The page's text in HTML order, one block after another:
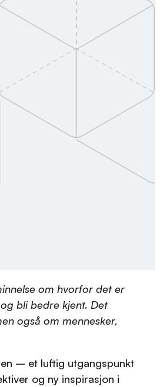
om hvorfor det er
bli bedre kjent. Det
også om mennesker,
– et luftig utgangspunkt
og ny inspirasjon i